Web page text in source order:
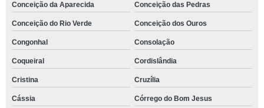
Conceição da Aparecida Conceição das Pedras
Conceição do Rio Verde Conceição dos Ouros
Congonhal Consolação
Coqueiral Cordislândia
Cristina Cruzília
Cássia Córrego do Bom Jesus